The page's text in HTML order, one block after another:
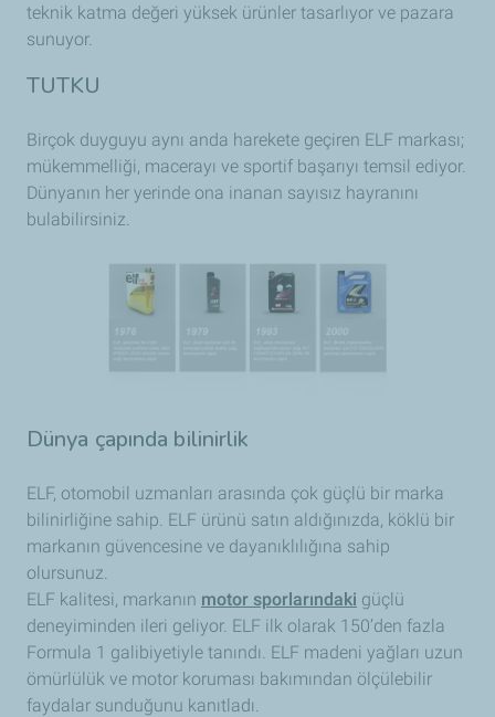
teknik katma değeri yüksek ürünler tasarlıyor ve pazara
sunuyor.
TUTKU
Birçok duyguyu aynı anda harekete geçiren ELF markası;
mükemmelliği, macerayı ve sportif başarıyı temsil ediyor.
Dünyanın her yerinde ona inanan sayısız hayranını
bulabilirsiniz.
Dünya çapında bilinirlik
ELF, otomobil uzmanları arasında çok güçlü bir marka
bilinirliğine sahip. ELF ürünü satın aldığınızda, köklü bir
markanın güvencesine ve dayanıklılığına sahip
olursunuz.
ELF kalitesi, markanın motor sporlarındaki güçlü
deneyiminden ileri geliyor. ELF ilk olarak 150’den fazla
Formula 1 galibiyetiyle tanındı. ELF madeni yağları uzun
ömürlülük ve motor koruması bakımından ölçülebilir
faydalar sunduğunu kanıtladı.